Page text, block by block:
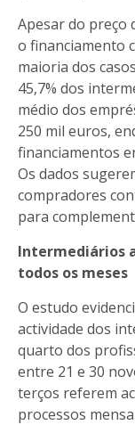
Apesar do preço
o financiamento
maioria dos
45,7% dos
médio dos
250 mil euros,
financiamentos
Os dados
compradores
para
Intermediários
todos os meses
O estudo
actividade dos
quarto dos
entre 21 e 30
terços referem
processos